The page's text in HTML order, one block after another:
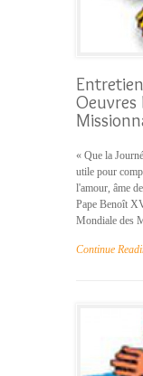
Oeuvres
« Que la
utile pour
l'amour, âme
Pape Benoît
Mondiale des
Continue